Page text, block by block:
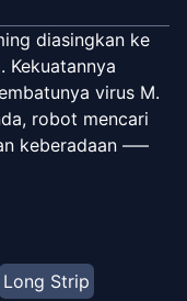
diasingkan ke
Kekuatannya
virus M.
robot mencari
keberadaan —–
Long Strip